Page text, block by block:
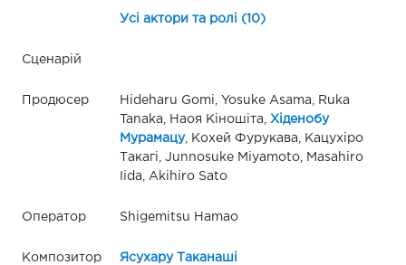
Усі актори та ролі (10)
Сценарій
Продюсер
Hideharu Gomi, Yosuke Asama, Ruka
Tanaka, Наоя Кіношіта, Хіденобу
Мурамацу, Кохей Фурукава, Кацухіро
Такагі, Junnosuke Miyamoto, Masahiro
Iida, Akihiro Sato
Оператор Shigemitsu Hamao
Композитор Ясухару Таканаші